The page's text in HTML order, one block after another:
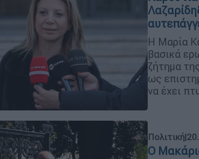
Η Μαρία
βασικά
ζήτημα
ως
να έχει
Πολιτική|
Ο